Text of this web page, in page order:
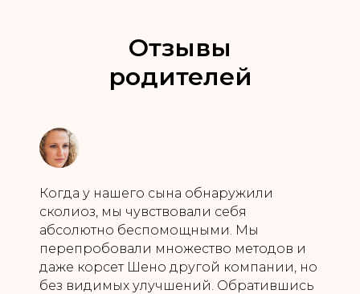
Отзывы
родителей
Когда у нашего сына обнаружили
сколиоз, мы чувствовали себя
абсолютно беспомощными. Мы
перепробовали множество методов и
даже корсет Шено другой компании, но
без видимых улучшений. Обратившись